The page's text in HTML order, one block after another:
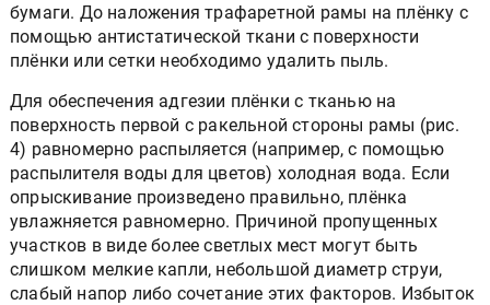
бумаги. До наложения трафаретной рамы на плёнку с
помощью антистатической ткани с поверхности
плёнки или сетки необходимо удалить пыль.
Для обеспечения адгезии плёнки с тканью на
поверхность первой с ракельной стороны рамы (рис.
4) равномерно распыляется (например, с помощью
распылителя воды для цветов) холодная вода. Если
опрыскивание произведено правильно, плёнка
увлажняется равномерно. Причиной пропущенных
участков в виде более светлых мест могут быть
слишком мелкие капли, небольшой диаметр струи,
слабый напор либо сочетание этих факторов. Избыток